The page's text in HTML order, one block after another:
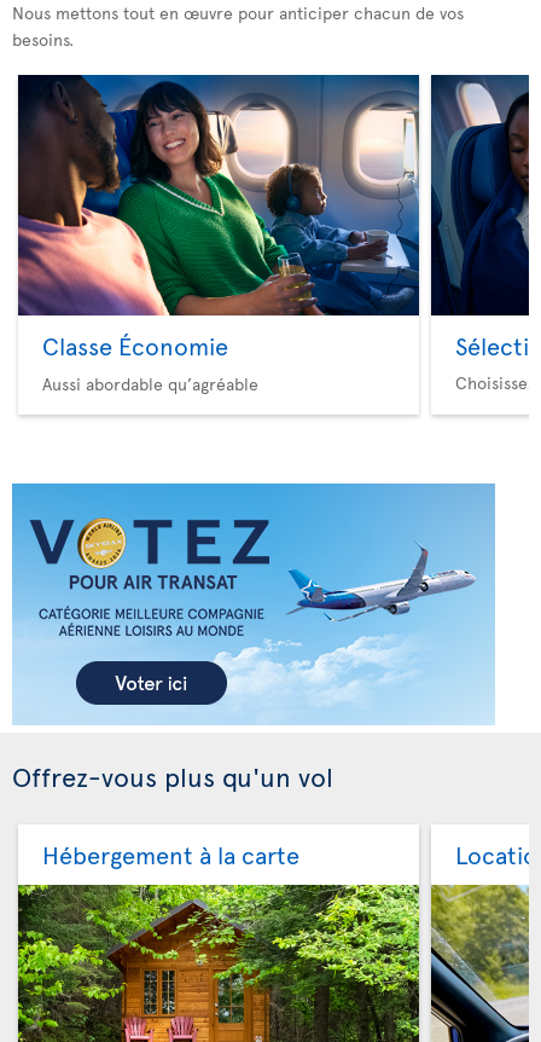
Nous mettons tout en œuvre pour anticiper chacun de vos
besoins.
Classe Économie
Aussi abordable qu’agréable
Offrez-vous plus qu'un vol
Hébergement à la carte